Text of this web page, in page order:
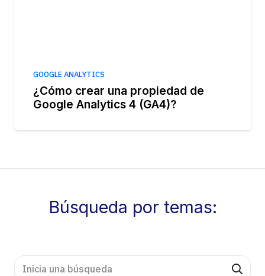
GOOGLE ANALYTICS
¿Cómo crear una propiedad de
Google Analytics 4 (GA4)?
Búsqueda por temas: